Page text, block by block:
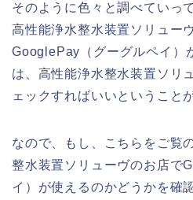
そのように色々と調べていっ
高性能浄水整水装置ソリュー
GooglePay（グーグルペイ）
は、高性能浄水整水装置ソリ
ェックすればいいということ
なので、もし、こちらをご覧
整水装置ソリューヴのお店で
イ）が使えるのかどうかを確